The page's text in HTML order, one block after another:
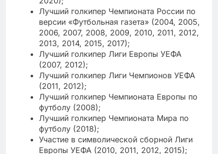
Лучший голкипер Чемпионата России по
версии «Футбольная газета» (2004, 2005,
2006, 2007, 2008, 2009, 2010, 2011, 2012,
2013, 2014, 2015, 2017);
Лучший голкипер Лиги Европы УЕФА
(2007, 2012);
Лучший голкипер Лиги Чемпионов УЕФА
(2011, 2012);
Лучший голкипер Чемпионата Европы по
футболу (2008);
Лучший голкипер Чемпионата Мира по
футболу (2018);
Участие в символической сборной Лиги
Европы УЕФА (2010, 2011, 2012, 2015);